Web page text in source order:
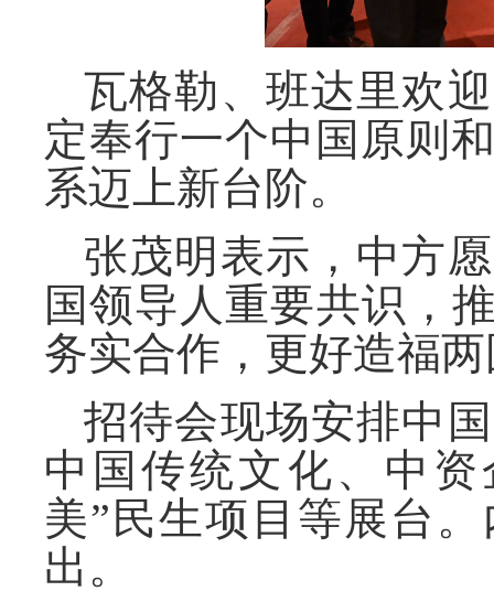
瓦格勒、班达里欢
定奉行一个中国原则
系迈上新台阶。
张茂明表示，中方
国领导人重要共识，
务实合作，更好造福
招待会现场安排中
中国传统文化、中
美”民生项目等展台
出。